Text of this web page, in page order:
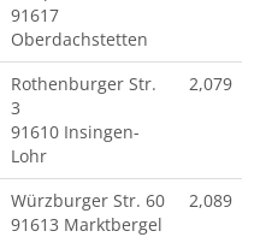
91617
Oberdachstetten
Rothenburger Str.
3
91610 Insingen-
Lohr
2,079
Würzburger Str. 60
91613 Marktbergel
2,089